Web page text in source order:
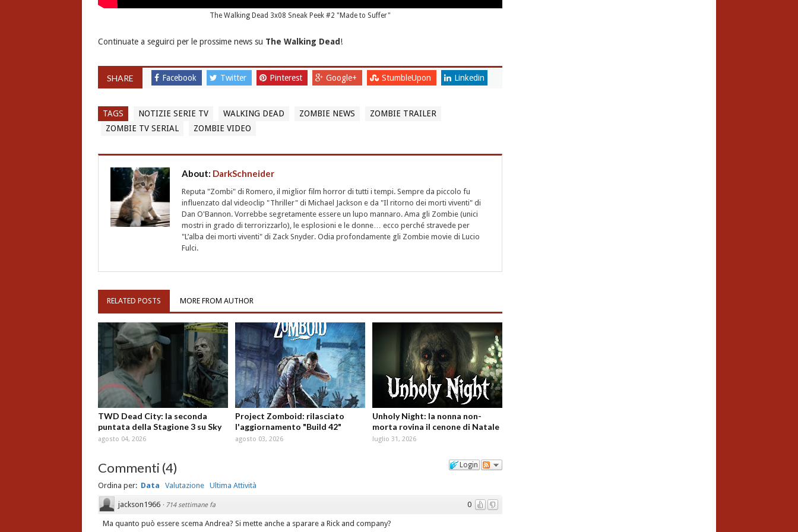
The Walking Dead 3x08 Sneak Peek #2 "Made to Suffer"
Continuate a seguirci per le prossime news su The Walking Dead !
SHARE Facebook Twitter Pinterest Google+ StumbleUpon Linkedin
TAGS NOTIZIE SERIE TV WALKING DEAD ZOMBIE NEWS
ZOMBIE TRAILER
ZOMBIE TV SERIAL
ZOMBIE VIDEO
About: DarkSchneider
Reputa "Zombi" di Romero, il miglior film horror di tutti i tempi. Sempre da piccolo fu
influenzato dal videoclip "Thriller" di Michael Jackson e da "Il ritorno dei morti viventi" di
Dan O'Bannon. Vorrebbe segretamente essere un lupo mannaro. Ama gli Zombie (unici
mostri in grado di terrorizzarlo), le esplosioni e le donne… ecco perché stravede per
"L’alba dei morti viventi" di Zack Snyder. Odia profondamente gli Zombie movie di Lucio
Fulci.
RELATED POSTS MORE FROM AUTHOR
TWD Dead City: la seconda
puntata della Stagione 3 su Sky
agosto 04, 2026
Project Zomboid: rilasciato
l'aggiornamento "Build 42"
agosto 03, 2026
Unholy Night: la nonna non-
morta rovina il cenone di Natale
luglio 31, 2026
Login
Commenti (4)
Ordina per: Data Valutazione Ultima Attività
0
jackson1966 · 714 settimane fa
Ma quanto può essere scema Andrea? Si mette anche a sparare a Rick and company?